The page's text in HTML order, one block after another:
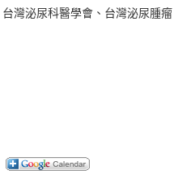
灣泌尿科醫學會、台灣泌尿腫瘤